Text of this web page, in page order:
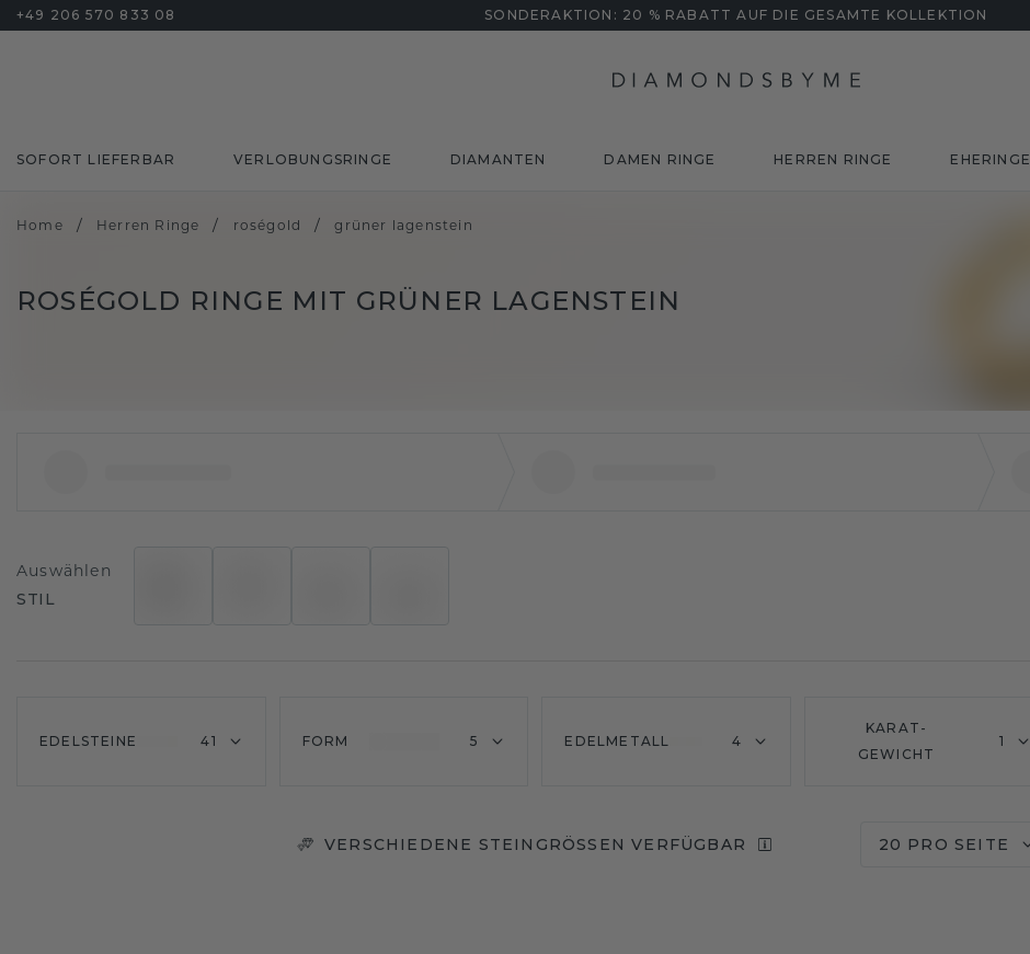
+49 206 570 833 08 SONDERAKTION: 20 % RABATT AUF DIE GESAMTE KOLLEKTION
SOFORT LIEFERBAR VERLOBUNGSRINGE DIAMANTEN DAMEN RINGE HERREN RINGE EHERINGE
Home / Herren Ringe / roségold / grüner lagenstein
ROSÉGOLD RINGE MIT GRÜNER LAGENSTEIN
Auswählen
STIL
EDELSTEINE 41 FORM 5 EDELMETALL 4
KARAT-
GEWICHT
1
VERSCHIEDENE STEINGRÖSSEN VERFÜGBAR 20 PRO SEITE